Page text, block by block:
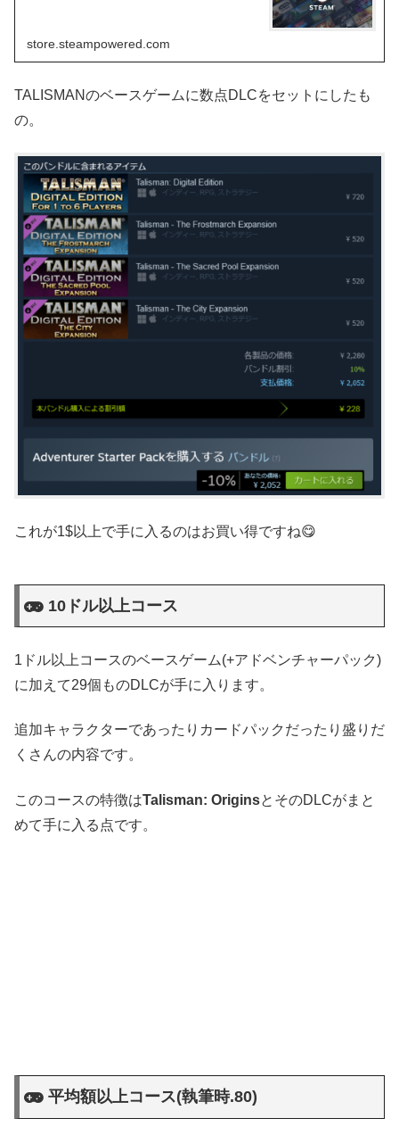
store.steampowered.com
TALISMANのベースゲームに数点DLCをセットにしたも
の。
これが1$以上で手に入るのはお買い得ですね😋
10ドル以上コース
1ドル以上コースのベースゲーム(+アドベンチャーパック)
に加えて29個ものDLCが手に入ります。
追加キャラクターであったりカードパックだったり盛りだ
くさんの内容です。
このコースの特徴はTalisman: OriginsとそのDLCがまと
めて手に入る点です。
平均額以上コース(執筆時.80)